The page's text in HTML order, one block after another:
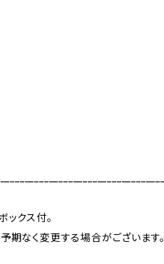
クス付。
期なく変更する場合がございます。